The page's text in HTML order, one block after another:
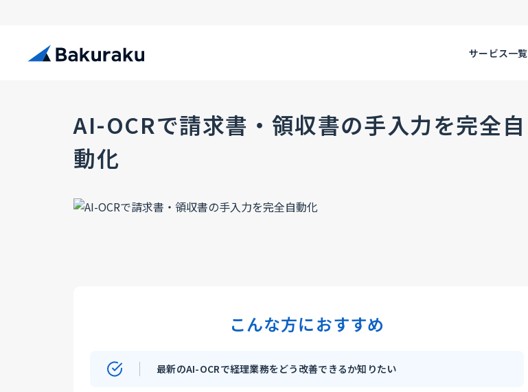
サービス一覧
AI-OCRで請求書・領収書の手入力を完全自
動化
こんな方におすすめ
最新のAI-OCRで経理業務をどう改善できるか知りたい